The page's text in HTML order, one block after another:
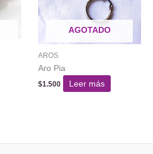
en
AGOTADO
AROS
Aro Pia
$1.500 Leer más